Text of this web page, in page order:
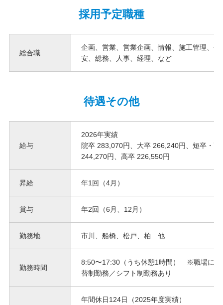
採用予定職種
総合職
企画、営業、営業企画、情報、施工管理、供
安、総務、人事、経理、など
待遇その他
給与
2026年実績
院卒 283,070円、大卒 266,240円、短卒・高
244,270円、高卒 226,550円
昇給 年1回（4月）
賞与 年2回（6月、12月）
勤務地 市川、船橋、松戸、柏 他
勤務時間
8:50〜17:30（うち休憩1時間） ※職場によ
替制勤務／シフト制勤務あり
年間休日124日（2025年度実績）